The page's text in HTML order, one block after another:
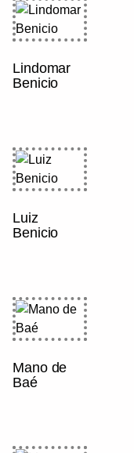
Lindomar
Benicio
Luiz
Benicio
Mano de
Baé